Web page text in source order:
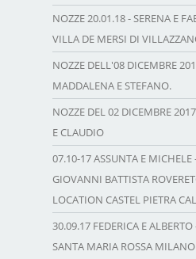
NOZZE 20.01.18 - SERENA E
VILLA DE MERSI DI
NOZZE DELL'08 DICEMBRE
MADDALENA E STEFANO.
NOZZE DEL 02 DICEMBRE
E CLAUDIO
07.10-17 ASSUNTA E MICHELE
GIOVANNI BATTISTA
LOCATION CASTEL PIETRA
30.09.17 FEDERICA E ALBERTO
SANTA MARIA ROSSA